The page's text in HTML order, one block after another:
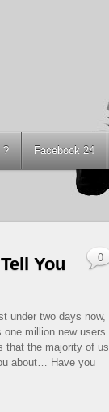
? Facebook 24
You
under two days now,
million new users
that the majority of us
about… Have you
0